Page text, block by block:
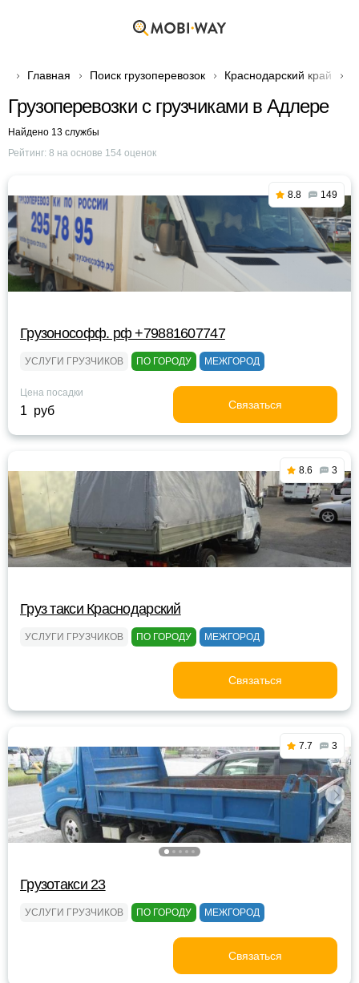
Главная Поиск грузоперевозок Краснодарский край
Грузоперевозки с грузчиками в Адлере
Найдено 13 службы
Рейтинг: 8 на основе 154 оценок
8.8 149
Грузонософф. рф +79881607747
УСЛУГИ ГРУЗЧИКОВ ПО ГОРОДУ МЕЖГОРОД
Цена посадки
1 руб Связаться
8.6 3
Груз такси Краснодарский
УСЛУГИ ГРУЗЧИКОВ ПО ГОРОДУ МЕЖГОРОД
Связаться
7.7 3
Грузотакси 23
УСЛУГИ ГРУЗЧИКОВ ПО ГОРОДУ МЕЖГОРОД
Связаться